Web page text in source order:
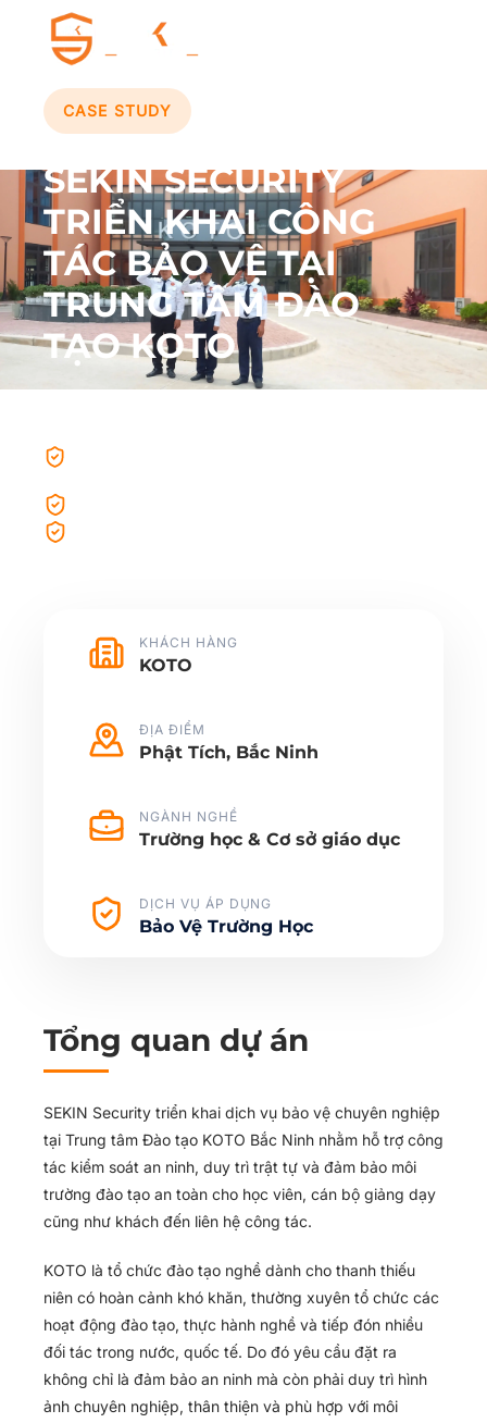
CASE STUDY
SEKIN SECURITY
TRIỂN KHAI CÔNG
TÁC BẢO VỆ TẠI
TRUNG TÂM ĐÀO
TẠO KOTO
KHÁCH HÀNG
KOTO
ĐỊA ĐIỂM
Phật Tích, Bắc Ninh
NGÀNH NGHỀ
Trường học & Cơ sở giáo dục
DỊCH VỤ ÁP DỤNG
Bảo Vệ Trường Học
Tổng quan dự án
SEKIN Security triển khai dịch vụ bảo vệ chuyên nghiệp
tại Trung tâm Đào tạo KOTO Bắc Ninh nhằm hỗ trợ công
tác kiểm soát an ninh, duy trì trật tự và đảm bảo môi
trường đào tạo an toàn cho học viên, cán bộ giảng dạy
cũng như khách đến liên hệ công tác.
KOTO là tổ chức đào tạo nghề dành cho thanh thiếu
niên có hoàn cảnh khó khăn, thường xuyên tổ chức các
hoạt động đào tạo, thực hành nghề và tiếp đón nhiều
đối tác trong nước, quốc tế. Do đó yêu cầu đặt ra
không chỉ là đảm bảo an ninh mà còn phải duy trì hình
ảnh chuyên nghiệp, thân thiện và phù hợp với môi